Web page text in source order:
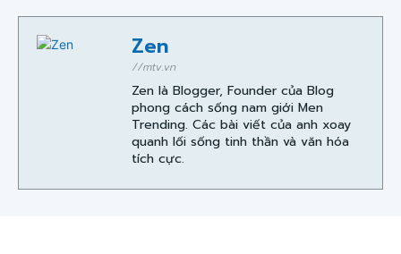
Zen
//mtv.vn
Zen là Blogger, Founder của Blog
phong cách sống nam giới Men
Trending. Các bài viết của anh xoay
quanh lối sống tinh thần và văn hóa
tích cực.